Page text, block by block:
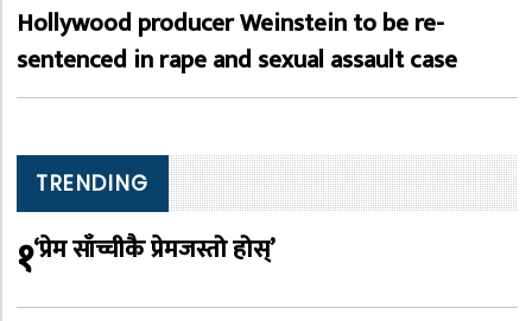
Hollywood producer Weinstein to be re-
sentenced in rape and sexual assault case
TRENDING
१‘प्रेम साँच्चीकै प्रेमजस्तो होस्’